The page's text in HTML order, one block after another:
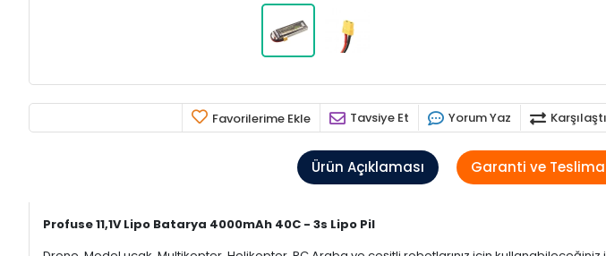
Favorilerime Ekle Tavsiye Et Yorum Yaz
Ürün Açıklaması Garanti ve
Profuse 11,1V Lipo Batarya 4000mAh 40C - 3s Lipo Pil